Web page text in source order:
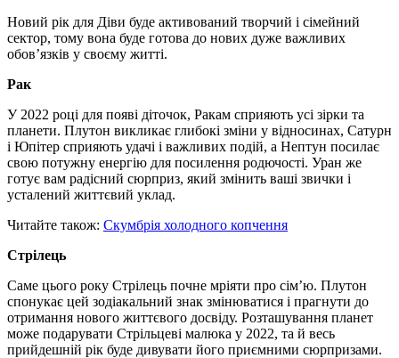
Новий рік для Діви буде активований творчий і сімейний
сектор, тому вона буде готова до нових дуже важливих
обов’язків у своєму житті.
Рак
У 2022 році для появі діточок, Ракам сприяють усі зірки та
планети. Плутон викликає глибокі зміни у відносинах, Сатурн
і Юпітер сприяють удачі і важливих подій, а Нептун посилає
свою потужну енергію для посилення родючості. Уран же
готує вам радісний сюрприз, який змінить ваші звички і
усталений життєвий уклад.
Читайте також: Скумбрія холодного копчення
Стрілець
Саме цього року Стрілець почне мріяти про сім’ю. Плутон
спонукає цей зодіакальний знак змінюватися і прагнути до
отримання нового життєвого досвіду. Розташування планет
може подарувати Стрільцеві малюка у 2022, та й весь
прийдешній рік буде дивувати його приємними сюрпризами.